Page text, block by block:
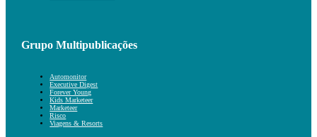
Grupo Multipublicações
Automonitor
Executive Digest
Forever Young
Kids Marketeer
Marketeer
Risco
Viagens & Resorts